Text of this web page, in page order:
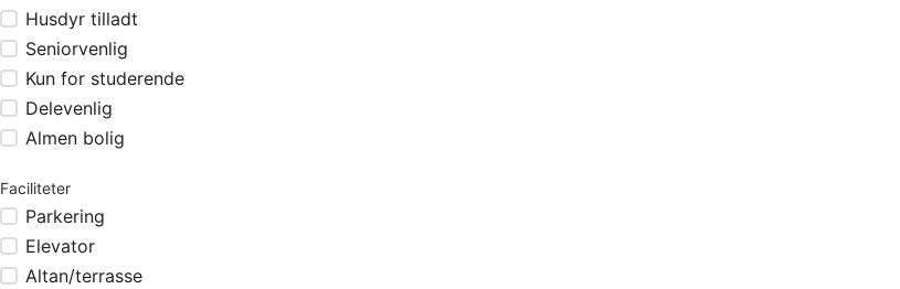
Husdyr tilladt
Seniorvenlig
Kun for studerende
Delevenlig
Almen bolig
Faciliteter
Parkering
Elevator
Altan/terrasse